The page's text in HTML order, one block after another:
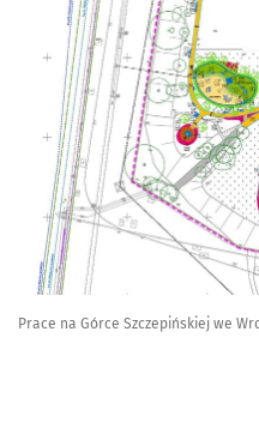
Prace na Górce Szczepińskiej we